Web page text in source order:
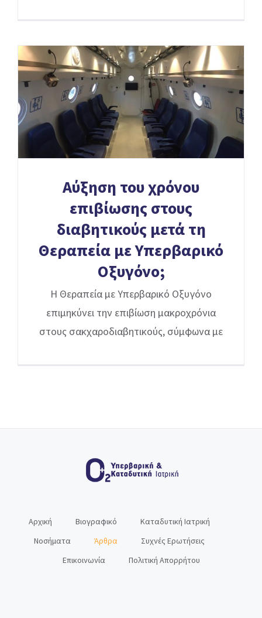
Αύξηση του χρόνου
επιβίωσης στους
διαβητικούς μετά τη
Θεραπεία με Υπερβαρικό
Οξυγόνο;
Η Θεραπεία με Υπερβαρικό Οξυγόνο
επιμηκύνει την επιβίωση μακροχρόνια
στους σακχαροδιαβητικούς, σύμφωνα με
Αρχική Βιογραφικό
Καταδυτική Ιατρική
Νοσήματα
Άρθρα
Συχνές Ερωτήσεις
Επικοινωνία
Πολιτική Απορρήτου